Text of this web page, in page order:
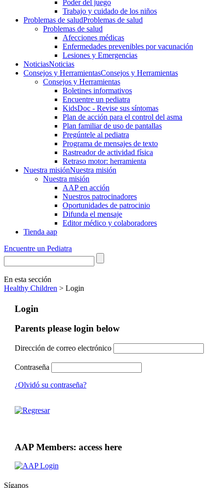
Poder del juego
Trabajo y cuidado de los niños
Problemas de saludProblemas de salud
Problemas de salud
Afecciones médicas
Enfermedades prevenibles por vacunación
Lesiones y Emergencias
NoticiasNoticias
Consejos y HerramientasConsejos y Herramientas
Consejos y Herramientas
Boletines informativos
Encuentre un pediatra
KidsDoc - Revise sus síntomas
Plan de acción para el control del asma
Plan familiar de uso de pantallas
Pregúntele al pediatra
Programa de mensajes de texto
Rastre​​ador de activida​d física
Retraso motor: herramienta
Nuestra misiónNuestra misión
Nuestra misión
AAP en acción
Nuestros patrocinadores
Oportunidades de patrocinio
Difunda el mensaje
Editor médico y colaboradores
Tienda aap
Encuentre un Pediatra
En esta sección
Healthy Children > Login
Login
Parents please login below
Dirección de correo electrónico
Contraseña
¿Olvidó su contraseña?
AAP Members: access here
Síganos